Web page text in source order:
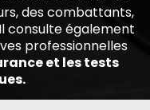
des combattants,
consulte également
professionnelles
et les tests